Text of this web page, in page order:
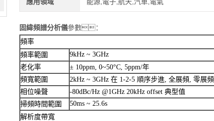
固緯頻譜分析儀參數：
頻率
頻率範圍
9kHz ~ 3GHz
老化率
± 10ppm, 0~50°C, 5ppm/年
頻寬範圍
2kHz ~ 3GHz 在 1-2-5 順序步進, 全展頻, 零展頻
相位噪聲
-80dBc/Hz @1GHz 20kHz offset 典型值
掃頻時間範圍
50ms ~ 25.6s
解析度帶寬